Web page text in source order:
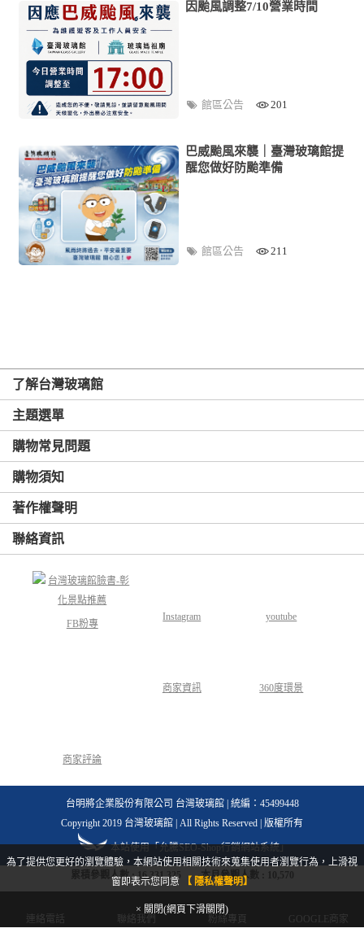
因颱風調整7/10營業時間
館區公告 201
巴威颱風來襲｜臺灣玻璃館提
醒您做好防颱準備
館區公告 211
為了提供您更好的瀏覽體驗，本網站使用相關技術來蒐集使用者瀏覽行為，上滑視
窗即表示您同意
【 隱私權聲明】
× 關閉(網頁下滑關閉)
了解台灣玻璃館
主題選單
購物常見問題
購物須知
著作權聲明
聯絡資訊
FB粉專
Instagram youtube
商家資訊 360度環景
商家評論
累積參觀人數 :16,331,325 本月參觀人數 : 10,570
台明將企業股份有限公司 台灣玻璃館 | 統編：45499448
Copyright 2019 台灣玻璃館 | All Rights Reserved | 版權所有
本站使用「允騰SEO-Shop行銷網站系統」
連絡電話 聯絡我們 粉絲專頁 GOOGLE商家